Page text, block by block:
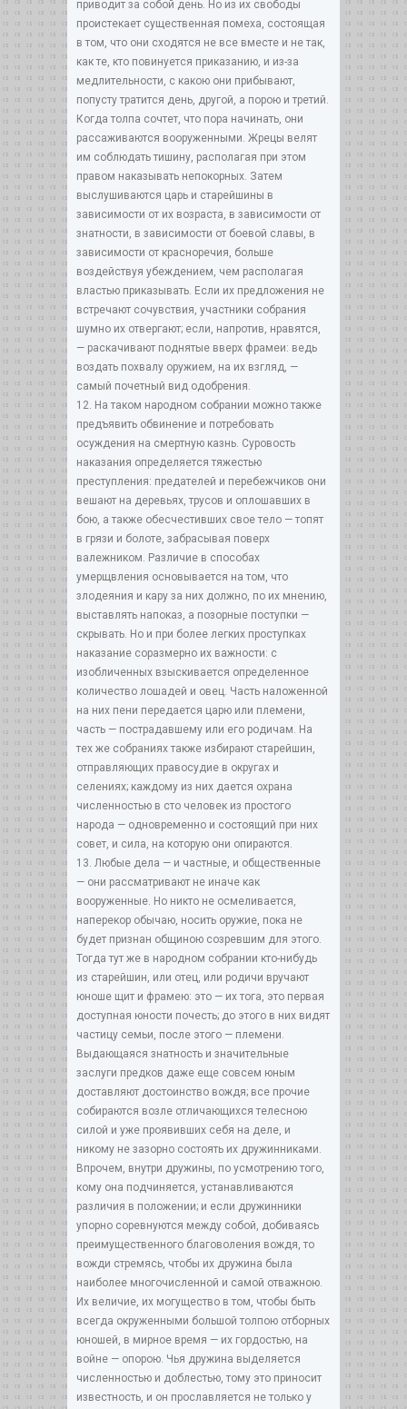
приводит за собой день. Но из их свободы
проистекает существенная помеха, состоящая
в том, что они сходятся не все вместе и не так,
как те, кто повинуется приказанию, и из-за
медлительности, с какою они прибывают,
попусту тратится день, другой, а порою и третий.
Когда толпа сочтет, что пора начинать, они
рассаживаются вооруженными. Жрецы велят
им соблюдать тишину, располагая при этом
правом наказывать непокорных. Затем
выслушиваются царь и старейшины в
зависимости от их возраста, в зависимости от
знатности, в зависимости от боевой славы, в
зависимости от красноречия, больше
воздействуя убеждением, чем располагая
властью приказывать. Если их предложения не
встречают сочувствия, участники собрания
шумно их отвергают; если, напротив, нравятся,
— раскачивают поднятые вверх фрамеи: ведь
воздать похвалу оружием, на их взгляд, —
самый почетный вид одобрения.
12. На таком народном собрании можно также
предъявить обвинение и потребовать
осуждения на смертную казнь. Суровость
наказания определяется тяжестью
преступления: предателей и перебежчиков они
вешают на деревьях, трусов и оплошавших в
бою, а также обесчестивших свое тело — топят
в грязи и болоте, забрасывая поверх
валежником. Различие в способах
умерщвления основывается на том, что
злодеяния и кару за них должно, по их мнению,
выставлять напоказ, а позорные поступки —
скрывать. Но и при более легких проступках
наказание соразмерно их важности: с
изобличенных взыскивается определенное
количество лошадей и овец. Часть наложенной
на них пени передается царю или племени,
часть — пострадавшему или его родичам. На
тех же собраниях также избирают старейшин,
отправляющих правосудие в округах и
селениях; каждому из них дается охрана
численностью в сто человек из простого
народа — одновременно и состоящий при них
совет, и сила, на которую они опираются.
13. Любые дела — и частные, и общественные
— они рассматривают не иначе как
вооруженные. Но никто не осмеливается,
наперекор обычаю, носить оружие, пока не
будет признан общиною созревшим для этого.
Тогда тут же в народном собрании кто-нибудь
из старейшин, или отец, или родичи вручают
юноше щит и фрамею: это — их тога, это первая
доступная юности почесть; до этого в них видят
частицу семьи, после этого — племени.
Выдающаяся знатность и значительные
заслуги предков даже еще совсем юным
доставляют достоинство вождя; все прочие
собираются возле отличающихся телесною
силой и уже проявивших себя на деле, и
никому не зазорно состоять их дружинниками.
Впрочем, внутри дружины, по усмотрению того,
кому она подчиняется, устанавливаются
различия в положении; и если дружинники
упорно соревнуются между собой, добиваясь
преимущественного благоволения вождя, то
вожди стремясь, чтобы их дружина была
наиболее многочисленной и самой отважною.
Их величие, их могущество в том, чтобы быть
всегда окруженными большой толпою отборных
юношей, в мирное время — их гордостью, на
войне — опорою. Чья дружина выделяется
численностью и доблестью, тому это приносит
известность, и он прославляется не только у